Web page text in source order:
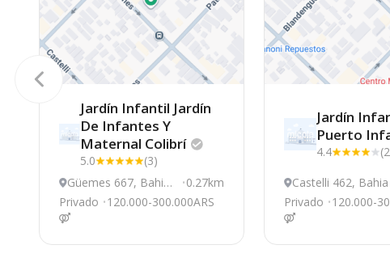
Jardín Infantil Jardín
De Infantes Y
Maternal Colibrí
5.0
(3)
Güemes 667, Bahia
Blanca
0.27km
Privado
120.000-300.000ARS
Jardín
Puerto
4.4
Castelli 462, Bahia
anca
Privado
120.000-